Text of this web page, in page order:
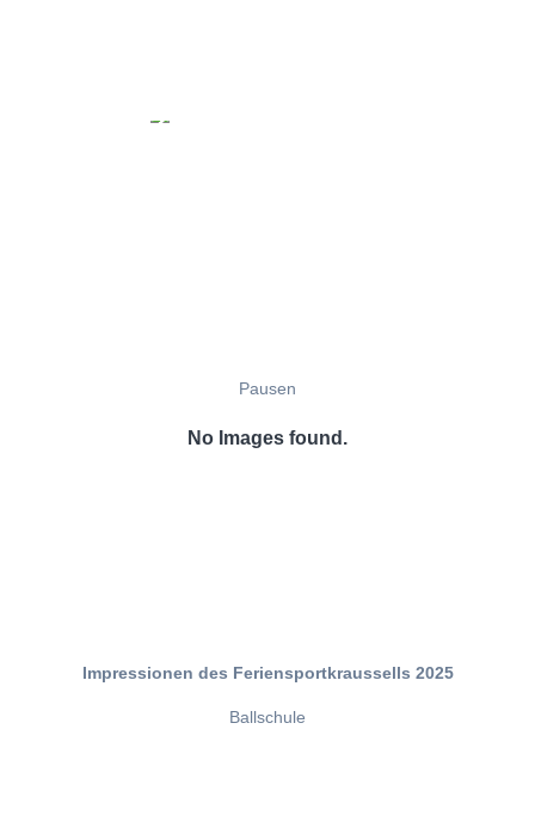
Pausen
No Images found.
Impressionen des Feriensportkraussells 2025
Ballschule